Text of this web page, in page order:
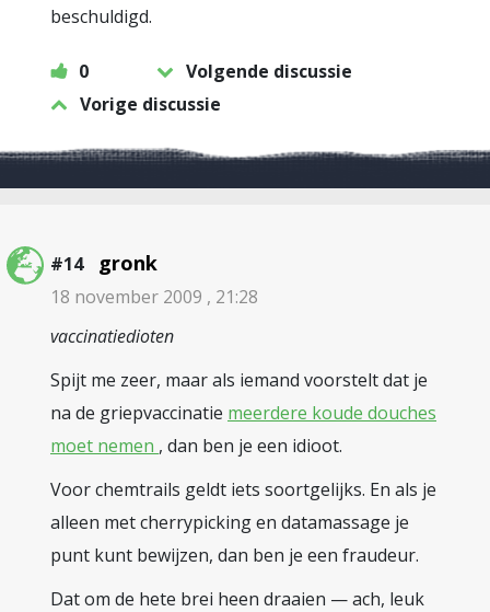
beschuldigd.
0
Volgende discussie
Vorige discussie
#14 gronk
18 november 2009 , 21:28
vaccinatiedioten
Spijt me zeer, maar als iemand voorstelt dat je
na de griepvaccinatie meerdere koude douches
moet nemen , dan ben je een idioot.
Voor chemtrails geldt iets soortgelijks. En als je
alleen met cherrypicking en datamassage je
punt kunt bewijzen, dan ben je een fraudeur.
Dat om de hete brei heen draaien — ach, leuk